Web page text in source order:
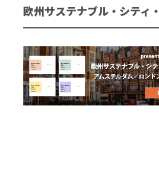
欧州サステナブル・シティ